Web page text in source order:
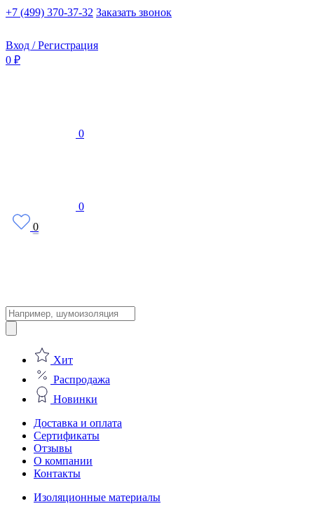
+7 (499) 370-37-32 Заказать звонок
Вход / Регистрация
0 ₽
0
0
0
Поиск
товаров
Хит
Распродажа
Новинки
Доставка и оплата
Сертификаты
Отзывы
О компании
Контакты
Изоляционные материалы